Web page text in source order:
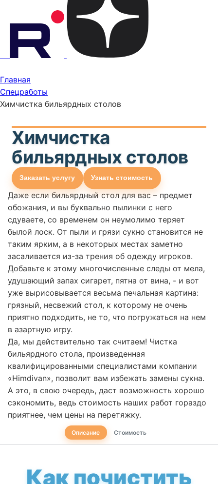
Главная
Спецработы
Химчистка бильярдных столов
Химчистка
бильярдных столов
Заказать услугу Узнать стоимость
Даже если бильярдный стол для вас – предмет
обожания, и вы буквально пылинки с него
сдуваете, со временем он неумолимо теряет
былой лоск. От пыли и грязи сукно становится не
таким ярким, а в некоторых местах заметно
засаливается из-за трения об одежду игроков.
Добавьте к этому многочисленные следы от мела,
удушающий запах сигарет, пятна от вина, - и вот
уже вырисовывается весьма печальная картина:
грязный, несвежий стол, к которому не очень
приятно подходить, не то, что погружаться на нем
в азартную игру.
Да, мы действительно так считаем! Чистка
бильярдного стола, произведенная
квалифицированными специалистами компании
«Himdivan», позволит вам избежать замены сукна.
А это, в свою очередь, даст возможность хорошо
сэкономить, ведь стоимость наших работ гораздо
приятнее, чем цены на перетяжку.
Описание Стоимость
Как почистить